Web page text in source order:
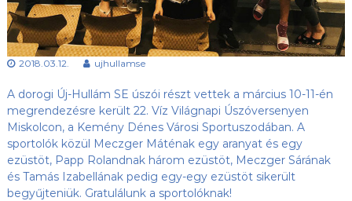
s
ü
l
e
t
l
b
,
a
Ú
j
-
H
u
l
l
á
2018.03.12. ujhullamse
A dorogi Új-Hullám SE úszói részt vettek a március 10-11-én
megrendezésre került 22. Víz Világnapi Úszóversenyen
Miskolcon, a Kemény Dénes Városi Sportuszodában. A
sportolók közül Meczger Máténak egy aranyat és egy
ezüstöt, Papp Rolandnak három ezüstöt, Meczger Sárának
és Tamás Izabellának pedig egy-egy ezüstöt sikerült
begyűjteniük. Gratulálunk a sportolóknak!